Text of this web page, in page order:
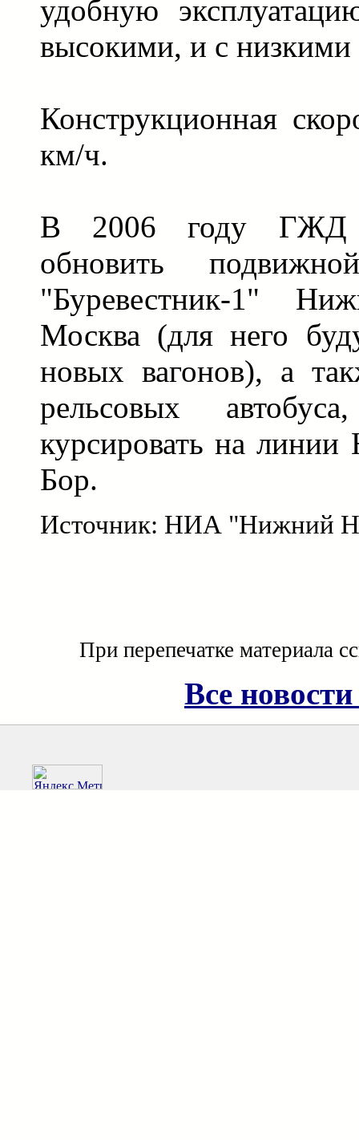
удобную
высокими, и с
Конструкционная
км/ч.
В 2006 году ГЖД
обновить
"Буревестник-1"
Москва (для него
новых вагонов), а
рельсовых
курсировать на
Бор.
Источник: НИА "Нижний
При перепечатке материала
Все